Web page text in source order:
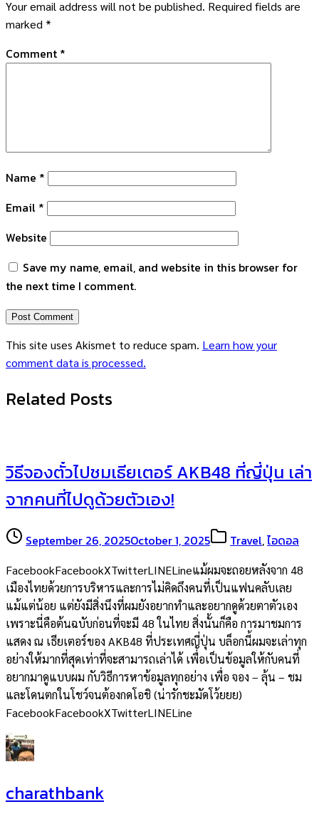
Your email address will not be published. Required fields are
marked *
Comment *
Name *
Email *
Website
Save my name, email, and website in this browser for
the next time I comment.
This site uses Akismet to reduce spam. Learn how your
comment data is processed.
Related Posts
วิธีจองตั๋วไปชมเธียเตอร์ AKB48 ที่ญี่ปุ่น เล่า
จากคนที่ไปดูด้วยตัวเอง!
September 26, 2025October 1, 2025 Travel,ไอดอล
FacebookFacebookXTwitterLINELineแม้ผมจะถอยหลังจาก 48
เมืองไทยด้วยการบริหารและการไม่คิดถึงคนที่เป็นแฟนคลับเลย
แม้แต่น้อย แต่ยังมีสิ่งนึงที่ผมยังอยากทำและอยากดูด้วยตาตัวเอง
เพราะนี่คือต้นฉบับก่อนที่จะมี 48 ในไทย สิ่งนั้นก็คือ การมาชมการ
แสดง ณ เธียเตอร์ของ AKB48 ที่ประเทศญี่ปุ่น บล็อกนี้ผมจะเล่าทุก
อย่างให้มากที่สุดเท่าที่จะสามารถเล่าได้ เพื่อเป็นข้อมูลให้กับคนที่
อยากมาดูแบบผม กับวิธีการหาข้อมูลทุกอย่าง เพื่อ จอง – ลุ้น – ชม
และโดนตกในโชว์จนต้องกดโอชิ (น่ารักชะมัดโว้ยยย)
FacebookFacebookXTwitterLINELine
charathbank